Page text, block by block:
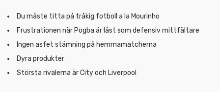
Du måste titta på tråkig fotboll a la Mourinho
Frustrationen när Pogba är låst som defensiv mittfältare
Ingen asfet stämning på hemmamatcherna
Dyra produkter
Största rivalerna är City och Liverpool